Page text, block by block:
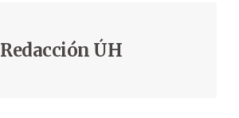
Redacción ÚH